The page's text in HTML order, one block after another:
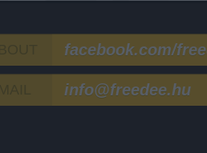
facebook.com/
info@freedee.hu